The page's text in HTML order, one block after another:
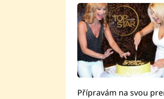
Přípravám na svou